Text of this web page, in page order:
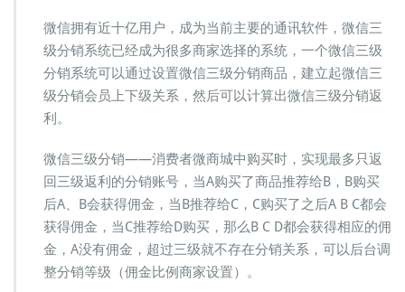
销
系
统
微信拥有近十亿用户，成为当前主要的通讯软件，微信三
级分销系统已经成为很多商家选择的系统，一个微信三级
分销系统可以通过设置微信三级分销商品，建立起微信三
级分销会员上下级关系，然后可以计算出微信三级分销返
利。
微信三级分销——消费者微商城中购买时，实现最多只返
回三级返利的分销账号，当A购买了商品推荐给B，B购买
后A、B会获得佣金，当B推荐给C，C购买了之后A B C都会
获得佣金，当C推荐给D购买，那么B C D都会获得相应的佣
金，A没有佣金，超过三级就不存在分销关系，可以后台调
整分销等级（佣金比例商家设置）。